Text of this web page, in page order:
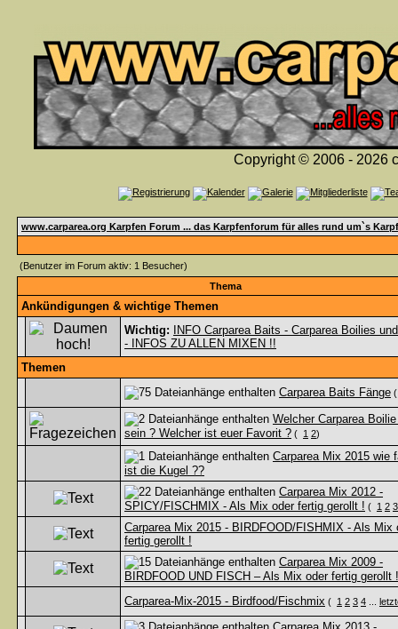
Copyright © 2006 - 2026
www.carparea.org Karpfen Forum ... das Karpfenforum für alles rund um`s
(Benutzer im Forum aktiv: 1 Besucher)
Thema
Ankündigungen & wichtige Themen
Wichtig:
INFO Carparea Baits - Carparea Boilies
- INFOS ZU ALLEN MIXEN !!
Themen
Carparea Baits Fänge
Welcher Carparea
sein ? Welcher ist euer Favorit ? ( 1 2)
Carparea Mix 2015 wie
ist die Kugel ??
Carparea Mix 2012 -
SPICY/FISCHMIX - Als Mix oder fertig gerollt ! ( 1 2 3
Carparea Mix 2015 - BIRDFOOD/FISHMIX - Als Mix
fertig gerollt !
Carparea Mix 2009 -
BIRDFOOD UND FISCH – Als Mix oder fertig gerollt !
Carparea-Mix-2015 - Birdfood/Fischmix ( 1 2 3 4